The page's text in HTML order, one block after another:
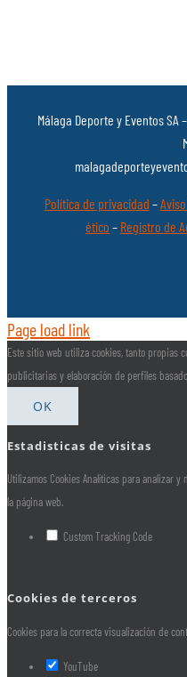
Málaga Deporte y Eventos SA
Política de privacidad –
ético – Registro de
Page load link
Este sitio web utiliza cookies, tanto propias
publicitarias y elaboración de perfiles
OK
Estadisticas de visitas
Utilizamos Cookies Analíticas para analizar
la página web.
Custom Tracking Code
Cookies de terceros
Cookies para la correcta visualización de
YouTube